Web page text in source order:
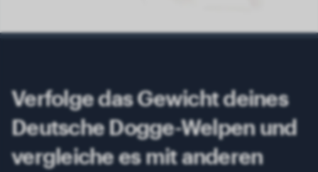
Verfolge das Gewicht deines
Deutsche Dogge-Welpen und
vergleiche es mit anderen